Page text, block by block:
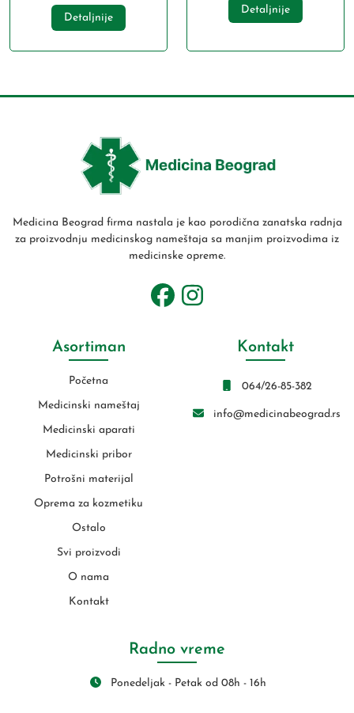
Detaljnije
Detaljnije
Medicina Beograd firma nastala je kao porodična zanatska radnja
za proizvodnju medicinskog nameštaja sa manjim proizvodima iz
medicinske opreme.
Asortiman
Početna
Medicinski nameštaj
Medicinski aparati
Medicinski pribor
Potrošni materijal
Oprema za kozmetiku
Ostalo
Svi proizvodi
O nama
Kontakt
Kontakt
064/26-85-382
info@medicinabeograd.rs
Radno vreme
Ponedeljak - Petak od 08h - 16h